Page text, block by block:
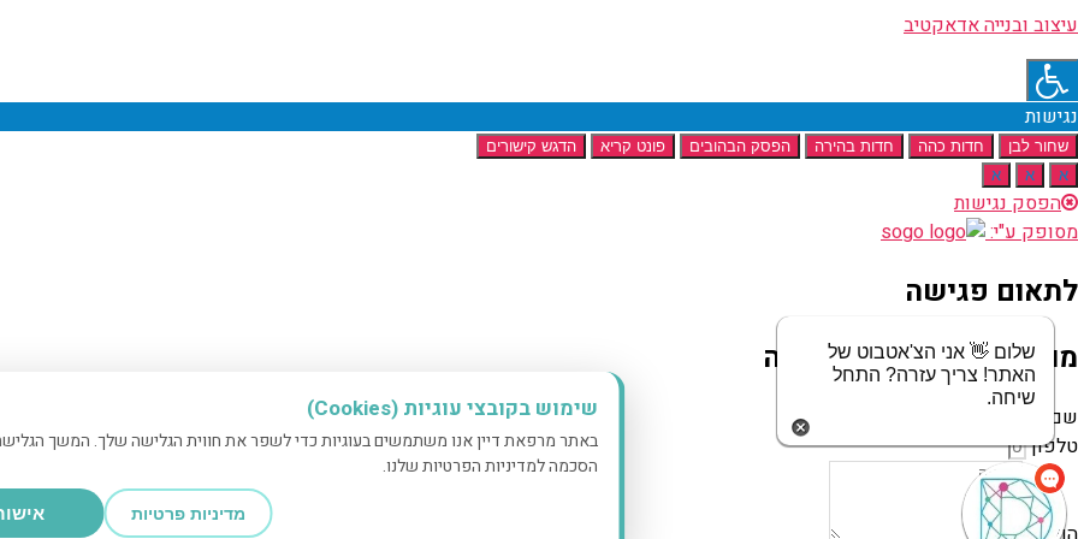
עיצוב ובנייה אדאקטיב
שימוש בקובצי עוגיות (Cookies)
באתר מרפאת דיין אנו משתמשים בעוגיות כדי לשפר את חווית הגלישה שלך. המשך
הסכמה למדיניות הפרטיות שלנו.
מדיניות פרטיות
נגישות
שחור לבן חדות כהה חדות בהירה הפסק הבהובים פונט קריא
הדגש קישורים
א
א א
הפסק נגישות
מסופק ע"י:
לתאום פגישה
מוזמנים לשלוח לנו הודעה
שם
טלפון
שלום 👋 אני הצ'אטבוט של
האתר! צריך עזרה? התחל
שיחה.